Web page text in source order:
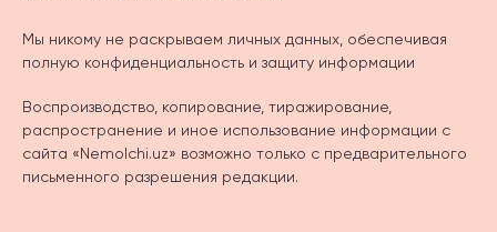
Мы никому не раскрываем личных данных, обеспечивая
полную конфиденциальность и защиту информации
Воспроизводство, копирование, тиражирование,
распространение и иное использование информации с
сайта «Nemolchi.uz» возможно только с предварительного
письменного разрешения редакции.